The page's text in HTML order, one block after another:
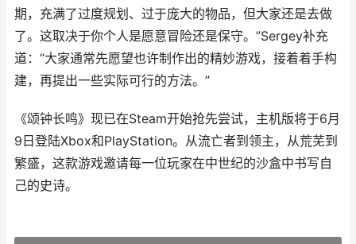
期，充满了过度规划、过于庞大的物品，但大家还是去做
了。这取决于你个人是愿意冒险还是保守。”Sergey补充
道：“大家通常先愿望也许制作出的精妙游戏，接着着手构
建，再提出一些实际可行的方法。”
《颂钟长鸣》现已在Steam开始抢先尝试，主机版将于6月
9日登陆Xbox和PlayStation。从流亡者到领主，从荒芜到
繁盛，这款游戏邀请每一位玩家在中世纪的沙盒中书写自
己的史诗。